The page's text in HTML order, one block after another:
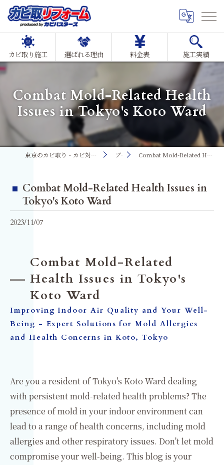
カビ取り施工 選ばれる理由 料金表 施工実績
Combat Mold-Related Health
Issues in Tokyo's Koto Ward
東京のカビ取り・カビ対策ならMIST工法®カビ取リフォーム ブログ Combat Mold-Related Health Issues in Tokyo's Koto Ward
Combat Mold-Related Health Issues in
Tokyo's Koto Ward
2023/11/07
Combat Mold-Related
Health Issues in Tokyo's
Koto Ward
Improving Indoor Air Quality and Your Well-
Being - Expert Solutions for Mold Allergies
and Health Concerns in Koto, Tokyo
Are you a resident of Tokyo's Koto Ward dealing
with persistent mold-related health problems? The
presence of mold in your indoor environment can
lead to a range of health concerns, including mold
allergies and other respiratory issues. Don't let mold
compromise your well-being. This blog is your